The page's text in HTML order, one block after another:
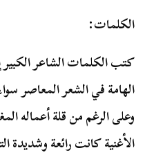
الكلمات:
كتب الكلمات الشاعر الكبير
الهامة في الشعر المعاصر
وعلى الرغم من قلة أعماله
الأغنية كانت رائعة وشديدة